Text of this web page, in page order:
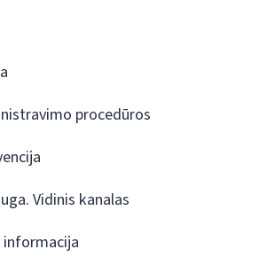
procedūros
Vidinis kanalas